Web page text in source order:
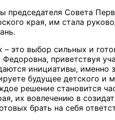
Совета
края, им стала
это выбор сильных и
приветствуя
инициативы, именно
будущее детского и
решение становится
их вовлечению в
брать на себя